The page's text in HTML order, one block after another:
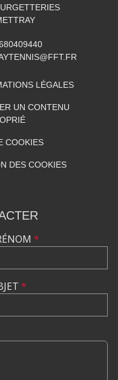
LÉGALES
UN CONTENU
COOKIES
DES COOKIES
*
*